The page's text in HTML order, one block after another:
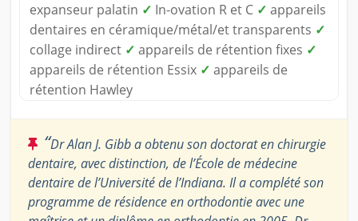
expanseur palatin ✓ In-ovation R et C ✓ appareils
dentaires en céramique/métal/et transparents ✓
collage indirect ✓ appareils de rétention fixes ✓
appareils de rétention Essix ✓ appareils de
rétention Hawley
“Dr Alan J. Gibb a obtenu son doctorat en chirurgie
dentaire, avec distinction, de l’École de médecine
dentaire de l’Université de l’Indiana. Il a complété son
programme de résidence en orthodontie avec une